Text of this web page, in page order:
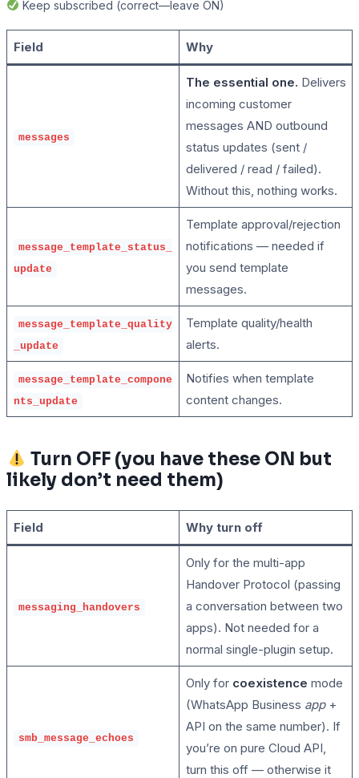
Keep subscribed (correct—leave ON)
Field Why
messages
The essential one. Delivers
incoming customer
messages AND outbound
status updates (sent /
delivered / read / failed).
Without this, nothing works.
message_template_status_
update
Template approval/rejection
notifications — needed if
you send template
messages.
message_template_quality
_update
Template quality/health
alerts.
message_template_compone
nts_update
Notifies when template
content changes.
Turn OFF (you have these ON but
likely don’t need them)
Field Why turn off
messaging_handovers
Only for the multi-app
Handover Protocol (passing
a conversation between two
apps). Not needed for a
normal single-plugin setup.
smb_message_echoes
Only for coexistence mode
(WhatsApp Business app+
API on the same number). If
you’re on pure Cloud API,
turn this off — otherwise it